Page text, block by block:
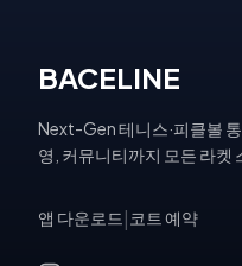
BACELINE
Next-Gen 테니스·피클볼
영, 커뮤니티까지 모든 라켓
앱 다운로드 코트 예약